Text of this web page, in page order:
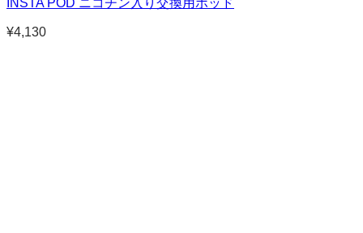
INSTA POD ニコチン入り交換用ポッド
¥4,130